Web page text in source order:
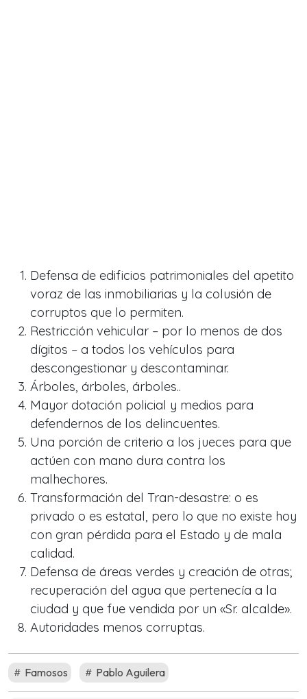
Defensa de edificios patrimoniales del apetito
voraz de las inmobiliarias y la colusión de
corruptos que lo permiten.
Restricción vehicular – por lo menos de dos
dígitos – a todos los vehículos para
descongestionar y descontaminar.
Árboles, árboles, árboles..
Mayor dotación policial y medios para
defendernos de los delincuentes.
Una porción de criterio a los jueces para que
actúen con mano dura contra los
malhechores.
Transformación del Tran-desastre: o es
privado o es estatal, pero lo que no existe hoy
con gran pérdida para el Estado y de mala
calidad.
Defensa de áreas verdes y creación de otras;
recuperación del agua que pertenecía a la
ciudad y que fue vendida por un «Sr. alcalde».
Autoridades menos corruptas.
Famosos Pablo Aguilera